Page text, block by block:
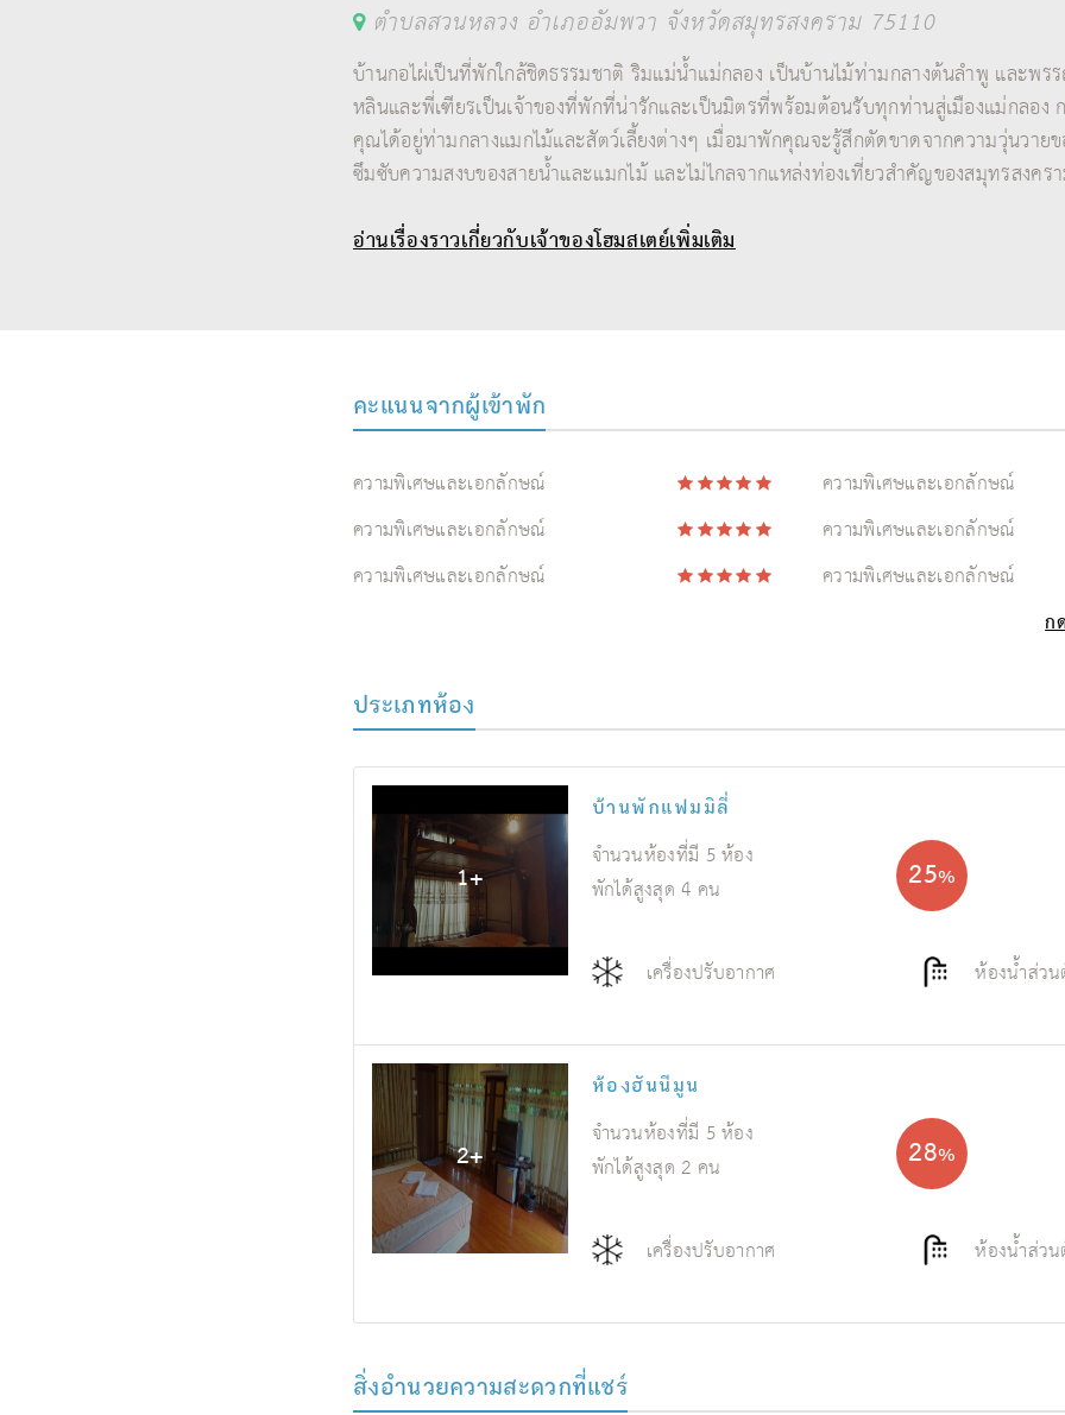
ตำบลสวนหลวง อำเภออัมพวา จังหวัดสมุทรสงคราม 75110
บ้านกอไผ่เป็นที่พักใกล้ชิดธรรมชาติ ริมแม่น้ำแม่กลอง เป็นบ้านไม้ท่ามกลางต้นลำพู และพร
หลินและพี่เฑียรเป็นเจ้าของที่พักที่น่ารักและเป็นมิตรที่พร้อมต้อนรับทุกท่านสู่เมืองแม่กลอง
คุณได้อยู่ท่ามกลางแมกไม้และสัตว์เลี้ยงต่างๆ เมื่อมาพักคุณจะรู้สึกตัดขาดจากความวุ่นวาย
ซึมซับความสงบของสายน้ำและแมกไม้ และไม่ไกลจากแหล่งท่องเที่ยวสำคัญของสมุทรสงคร
อ่านเรื่องราวเกี่ยวกับเจ้าของโฮมสเตย์เพิ่มเติม
คะแนนจากผู้เข้าพัก
ความพิเศษและเอกลักษณ์
ความพิเศษและเอกลักษณ์
ความพิเศษและเอกลักษณ์
ความพิเศษและเอกลักษณ์
ความพิเศษและเอกลักษณ์
ความพิเศษและเอกลักษณ์
ก
ประเภทห้อง
1+
บ้านพักแฟมมิลี่
จำนวนห้องที่มี 5ห้อง
พักได้สูงสุด 4 คน 25%
เครื่องปรับอากาศ
ห้องน้ำส่ว
2+
ห้องฮันนีมูน
จำนวนห้องที่มี 5ห้อง
พักได้สูงสุด 2 คน 28%
เครื่องปรับอากาศ
ห้องน้ำส่ว
สิ่งอํานวยความสะดวกที่แชร์